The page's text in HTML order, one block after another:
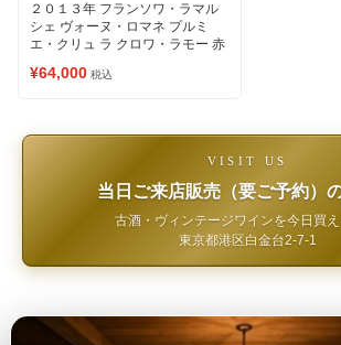
２０１３年 フランソワ・ラマル
シェ ヴォーヌ・ロマネ プルミ
エ・クリュ ラ クロワ・ラモー 赤
¥64,000 税込
VISIT US
当日ご来店販売（要ご予約）
古酒・ヴィンテージワインを今日買
東京都港区白金台2-7-1